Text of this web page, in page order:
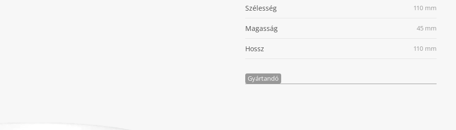
Szélesség 110 mm
Magasság 45 mm
Hossz 110 mm
Gyártandó